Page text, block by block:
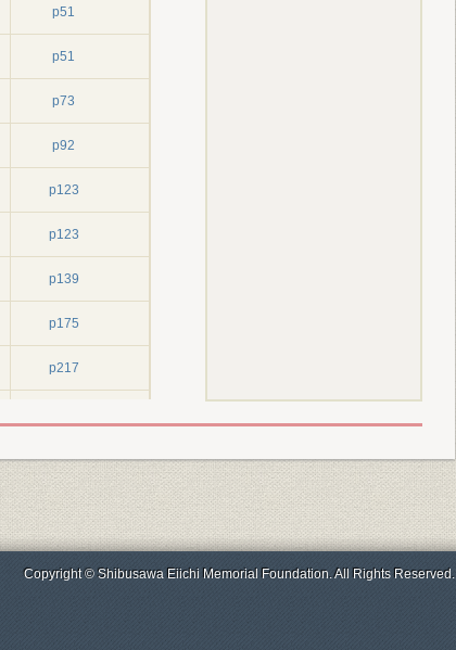
p51
p51
p73
p92
p123
p123
p139
p175
p217
p244
p272
p321
Copyright © Shibusawa Eiichi Memorial Foundation. All Rights Reserved.